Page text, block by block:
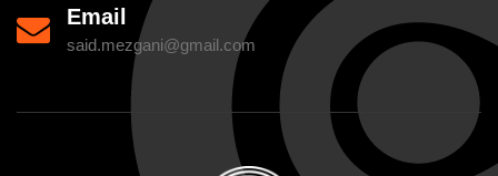
Email
said.mezgani@gmail.com